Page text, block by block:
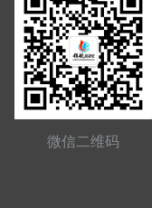
微信二维码